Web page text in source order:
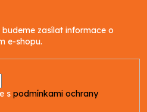
zasílat informace o
e-shopu.
s podmínkami ochrany